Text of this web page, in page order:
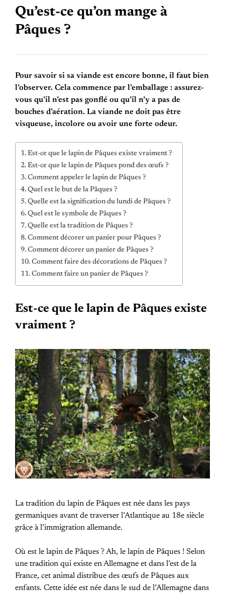
Qu’est-ce qu’on mange à
Pâques ?
Pour savoir si sa viande est encore bonne, il faut bien
l’observer. Cela commence par l’emballage : assurez-
vous qu’il n’est pas gonflé ou qu’il n’y a pas de
bouches d’aération. La viande ne doit pas être
visqueuse, incolore ou avoir une forte odeur.
Est-ce que le lapin de Pâques existe vraiment ?
Est-ce que le lapin de Pâques pond des œufs ?
Comment appeler le lapin de Pâques ?
Quel est le but de la Pâques ?
Quelle est la signification du lundi de Pâques ?
Quel est le symbole de Pâques ?
Quelle est la tradition de Pâques ?
Comment décorer un panier pour Pâques ?
Comment décorer un panier de Pâques ?
Comment faire des décorations de Pâques ?
Comment faire un panier de Pâques ?
Est-ce que le lapin de Pâques existe
vraiment ?
La tradition du lapin de Pâques est née dans les pays
germaniques avant de traverser l’Atlantique au 18e siècle
grâce à l’immigration allemande.
Où est le lapin de Pâques ? Ah, le lapin de Pâques ! Selon
une tradition qui existe en Allemagne et dans l’est de la
France, cet animal distribue des œufs de Pâques aux
enfants. Cette idée est née dans le sud de l’Allemagne dans